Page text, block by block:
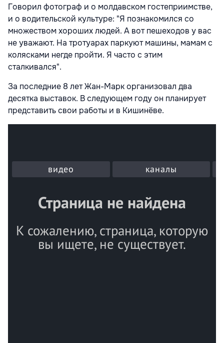
Говорил фотограф и о молдавском гостеприимстве,
и о водительской культуре: "Я познакомился со
множеством хороших людей. А вот пешеходов у вас
не уважают. На тротуарах паркуют машины, мамам с
колясками негде пройти. Я часто с этим
сталкивался".
За последние 8 лет Жан-Марк организовал два
десятка выставок. В следующем году он планирует
представить свои работы и в Кишинёве.